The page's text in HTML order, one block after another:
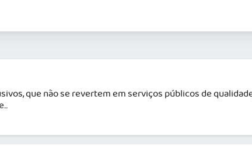
que não se revertem em serviços públicos de